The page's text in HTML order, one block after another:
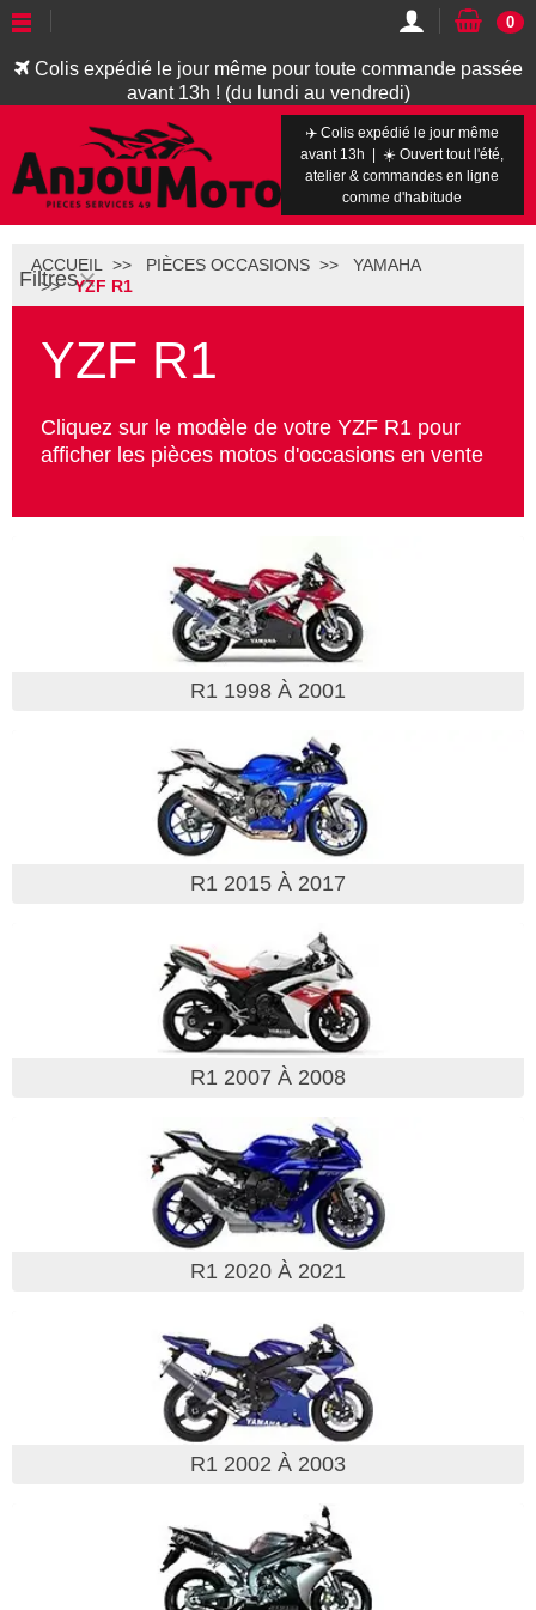
Colis expédié le jour même pour toute commande passée
avant 13h ! (du lundi au vendredi)
0
✈️ Colis expédié le jour même
avant 13h | ☀️ Ouvert tout l'été,
atelier & commandes en ligne
comme d'habitude
Filtres
ACCUEIL PIÈCES OCCASIONS
YAMAHA
YZF R1
YZF R1
Cliquez sur le modèle de votre YZF R1 pour
afficher les pièces motos d'occasions en vente
R1 1998 À 2001
R1 2015 À 2017
R1 2007 À 2008
R1 2020 À 2021
R1 2002 À 2003